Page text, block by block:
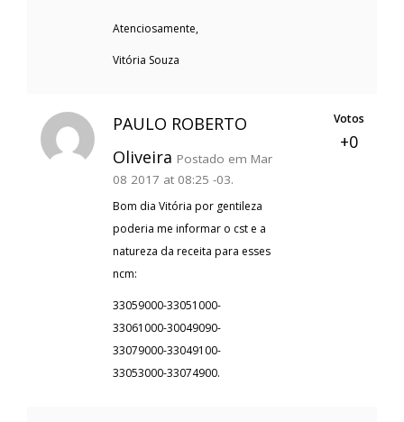
Atenciosamente,
Vitória Souza
PAULO ROBERTO
Oliveira Postado em Mar
08 2017 at 08:25 -03.
Bom dia Vitória por gentileza
poderia me informar o cst e a
natureza da receita para esses
ncm:
33059000-33051000-
33061000-30049090-
33079000-33049100-
33053000-33074900.
Votos
+0